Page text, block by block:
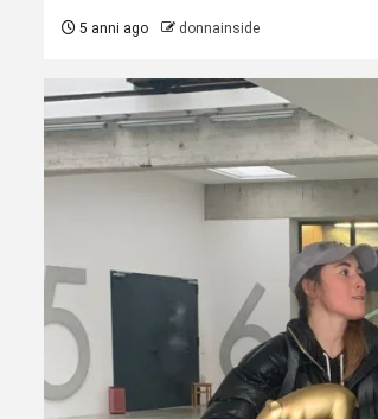
5 anni ago donnainside